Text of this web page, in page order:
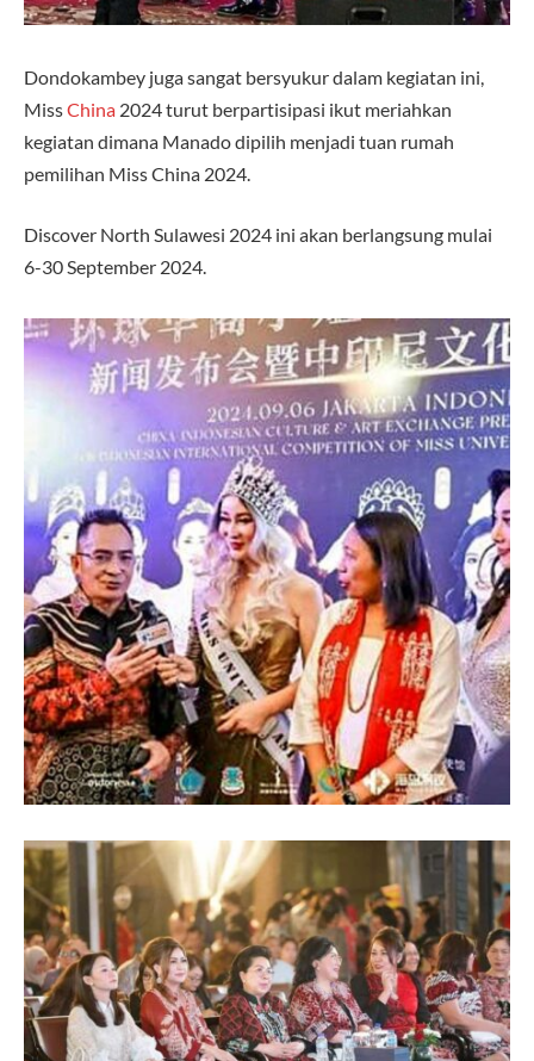
Dondokambey juga sangat bersyukur dalam kegiatan ini,
MissChina 2024 turut berpartisipasi ikut meriahkan
kegiatan dimana Manado dipilih menjadi tuan rumah
pemilihan Miss China 2024.
Discover North Sulawesi 2024 ini akan berlangsung mulai
6-30 September 2024.